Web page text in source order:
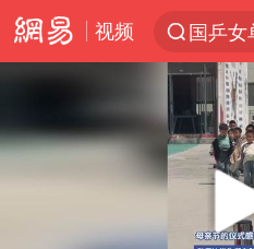
视频
国乒女
光影经
陈思诚
《欢